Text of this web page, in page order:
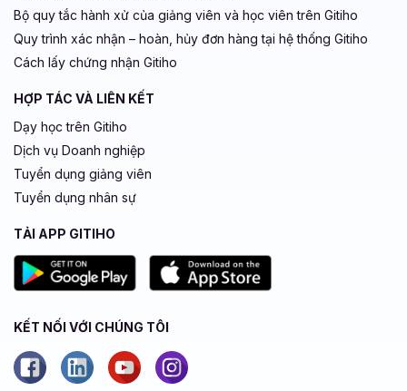
Bộ quy tắc hành xử của giảng viên và học viên trên Gitiho
Quy trình xác nhận – hoàn, hủy đơn hàng tại hệ thống Gitiho
Cách lấy chứng nhận Gitiho
HỢP TÁC VÀ LIÊN KẾT
Dạy học trên Gitiho
Dịch vụ Doanh nghiệp
Tuyển dụng giảng viên
Tuyển dụng nhân sự
TẢI APP GITIHO
KẾT NỐI VỚI CHÚNG TÔI